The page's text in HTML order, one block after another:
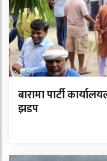
बारामा पार्टी
झडप